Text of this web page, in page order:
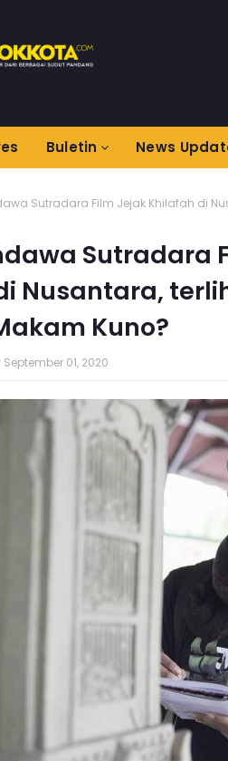
Buletin News
Sutradara Film Jejak Khilafah di
Sutradara
Nusantara,
Kuno?
September 01, 2020